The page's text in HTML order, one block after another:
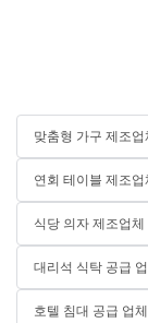
맞춤형 가구 제조업
연회 테이블 제조업
식당 의자 제조업체
대리석 식탁 공급
호텔 침대 공급 업체